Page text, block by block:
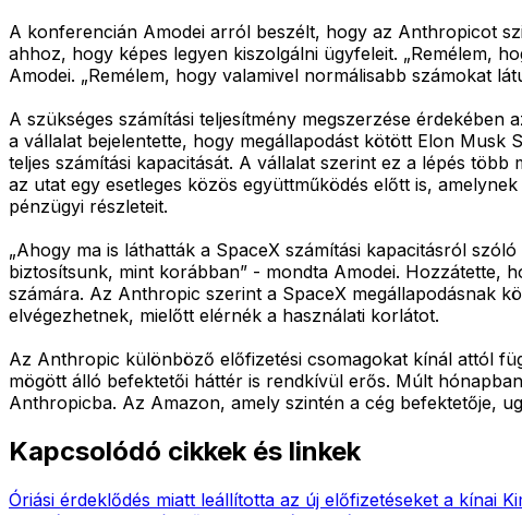
A konferencián Amodei arról beszélt, hogy az Anthropicot
ahhoz, hogy képes legyen kiszolgálni ügyfeleit. „Remélem,
Amodei. „Remélem, hogy valamivel normálisabb számokat
A szükséges számítási teljesítmény megszerzése
a vállalat bejelentette, hogy megállapodást kötött Elon Musk
teljes számítási kapacitását. A vállalat szerint ez a lépés
az utat egy esetleges közös együttműködés előtt is,
pénzügyi részleteit.
„Ahogy ma is láthatták a SpaceX számítási kapacitásról
biztosítsunk, mint korábban” - mondta Amodei. Hozzátette,
számára. Az Anthropic szerint a SpaceX megállapodásnak
elvégezhetnek, mielőtt elérnék a használati korlátot.
Az Anthropic különböző előfizetési csomagokat kínál attól
mögött álló befektetői háttér is rendkívül erős. Múlt
Anthropicba. Az Amazon, amely szintén a cég befektetője,
Kapcsolódó cikkek és linkek
Óriási érdeklődés miatt leállította az új előfizetéseket a kínai